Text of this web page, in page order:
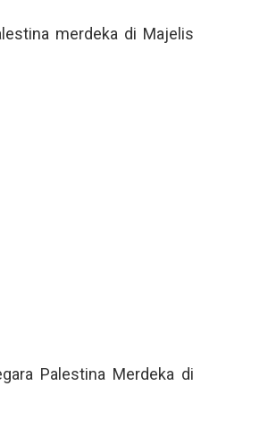
merdeka di Majelis
Palestina Merdeka di